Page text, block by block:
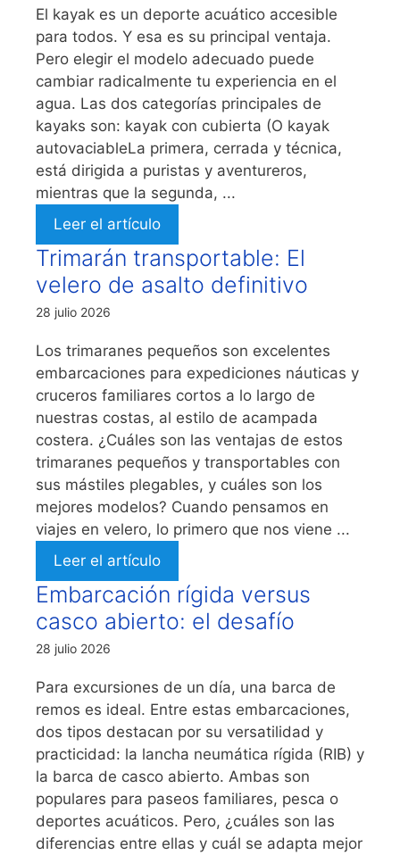
El kayak es un deporte acuático accesible
para todos. Y esa es su principal ventaja.
Pero elegir el modelo adecuado puede
cambiar radicalmente tu experiencia en el
agua. Las dos categorías principales de
kayaks son: kayak con cubierta (O kayak
autovaciableLa primera, cerrada y técnica,
está dirigida a puristas y aventureros,
mientras que la segunda, ...
Leer el artículo
Trimarán transportable: El
velero de asalto definitivo
28 julio 2026
Los trimaranes pequeños son excelentes
embarcaciones para expediciones náuticas y
cruceros familiares cortos a lo largo de
nuestras costas, al estilo de acampada
costera. ¿Cuáles son las ventajas de estos
trimaranes pequeños y transportables con
sus mástiles plegables, y cuáles son los
mejores modelos? Cuando pensamos en
viajes en velero, lo primero que nos viene ...
Leer el artículo
Embarcación rígida versus
casco abierto: el desafío
28 julio 2026
Para excursiones de un día, una barca de
remos es ideal. Entre estas embarcaciones,
dos tipos destacan por su versatilidad y
practicidad: la lancha neumática rígida (RIB) y
la barca de casco abierto. Ambas son
populares para paseos familiares, pesca o
deportes acuáticos. Pero, ¿cuáles son las
diferencias entre ellas y cuál se adapta mejor